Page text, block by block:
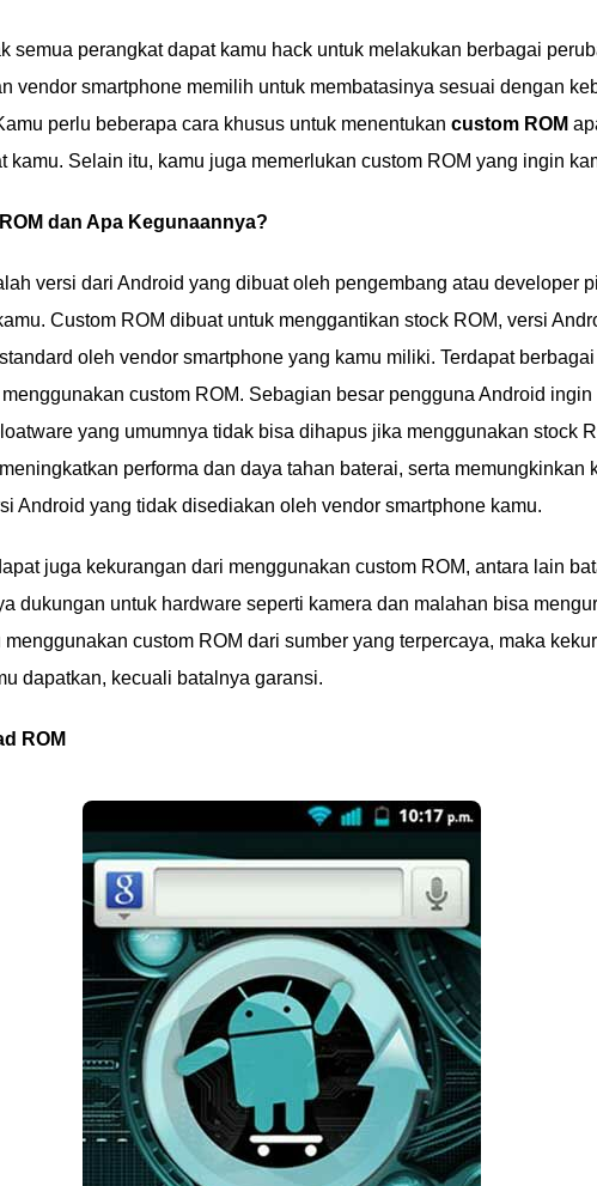
semua perangkat dapat kamu hack untuk melakukan berbagai
vendor smartphone memilih untuk membatasinya sesuai dengan
perlu beberapa cara khusus untuk menentukan custom ROM
kamu. Selain itu, kamu juga memerlukan custom ROM yang ingin
dan Apa Kegunaannya?
versi dari Android yang dibuat oleh pengembang atau developer
Custom ROM dibuat untuk menggantikan stock ROM, versi
oleh vendor smartphone yang kamu miliki. Terdapat
custom ROM. Sebagian besar pengguna Android ingin
yang umumnya tidak bisa dihapus jika menggunakan stock
performa dan daya tahan baterai, serta memungkinkan
Android yang tidak disediakan oleh vendor smartphone kamu.
juga kekurangan dari menggunakan custom ROM, antara lain
dukungan untuk hardware seperti kamera dan malahan bisa
menggunakan custom ROM dari sumber yang terpercaya, maka
dapatkan, kecuali batalnya garansi.
ROM